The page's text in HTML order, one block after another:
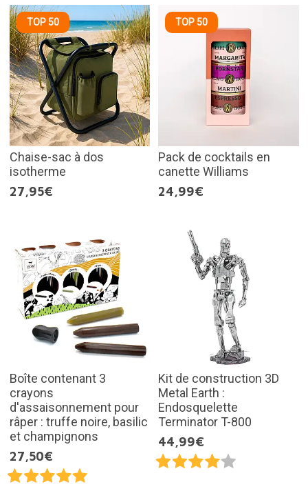
TOP 50
Chaise-sac à dos
isotherme
27,95€
TOP 50
Pack de cocktails en
canette Williams
24,99€
Boîte contenant 3
crayons
d'assaisonnement pour
râper : truffe noire, basilic
et champignons
27,50€
Kit de construction 3D
Metal Earth :
Endosquelette
Terminator T-800
44,99€